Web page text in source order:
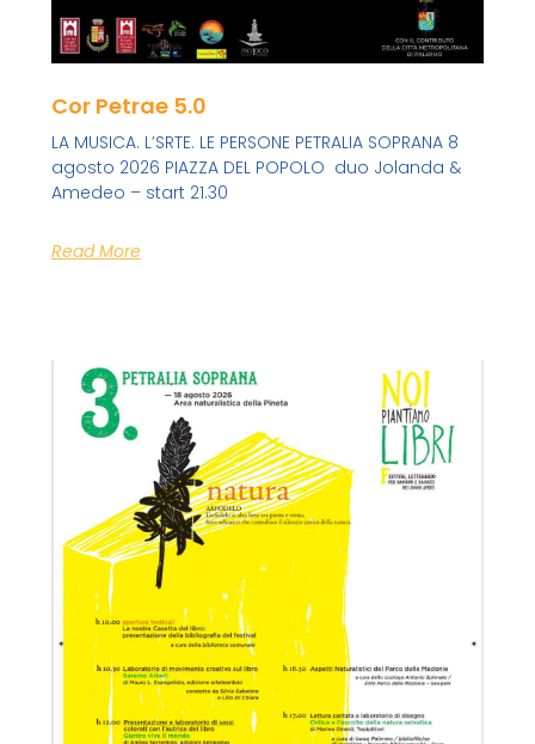
Cor Petrae 5.0
LA MUSICA. L’SRTE. LE PERSONE PETRALIA SOPRANA 8
agosto 2026 PIAZZA DEL POPOLO duo Jolanda &
Amedeo – start 21.30
Read More